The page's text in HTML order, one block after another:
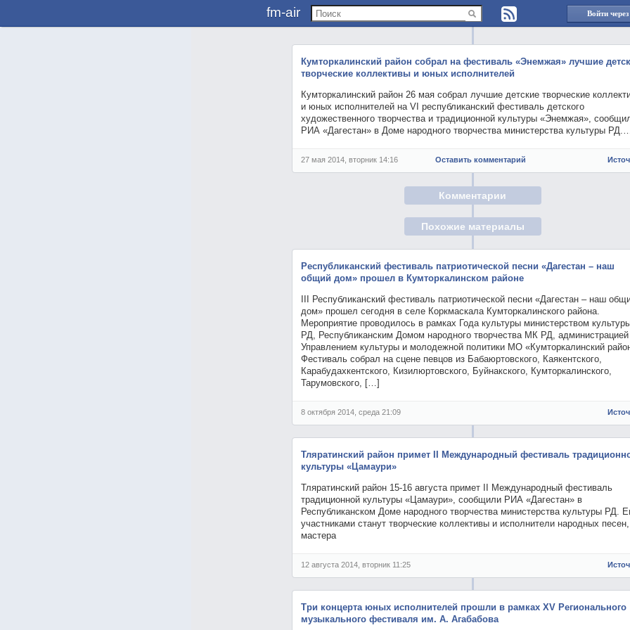
fm-air Войти
Кумторкалинский район собрал на фестиваль «Энемжая» лучшие
творческие коллективы и юных исполнителей
Кумторкалинский район 26 мая собрал лучшие детские творческие
и юных исполнителей на VI республиканский фестиваль детского
художественного творчества и традиционной культуры «Энемжая»,
РИА «Дагестан» в Доме народного творчества министерства культуры
27 мая 2014, вторник 14:16 Оставить комментарий
Комментарии
Похожие материалы
Республиканский фестиваль патриотической песни «Дагестан – наш
общий дом» прошел в Кумторкалинском районе
III Республиканский фестиваль патриотической песни «Дагестан – наш
дом» прошел сегодня в селе Коркмаскала Кумторкалинского района.
Мероприятие проводилось в рамках Года культуры министерством
РД, Республиканским Домом народного творчества МК РД,
Управлением культуры и молодежной политики МО «Кумторкалинский
Фестиваль собрал на сцене певцов из Бабаюртовского, Каякентского,
Карабудахкентского, Кизилюртовского, Буйнакского, Кумторкалинского,
Тарумовского, […]
8 октября 2014, среда 21:09
Тляратинский район примет II Международный фестиваль
культуры «Цамаури»
Тляратинский район 15-16 августа примет II Международный фестиваль
традиционной культуры «Цамаури», сообщили РИА «Дагестан» в
Республиканском Доме народного творчества министерства культуры РД.
участниками станут творческие коллективы и исполнители народных песен,
мастера
12 августа 2014, вторник 11:25
Три концерта юных исполнителей прошли в рамках XV Регионального
музыкального фестиваля им. А. Агабабова